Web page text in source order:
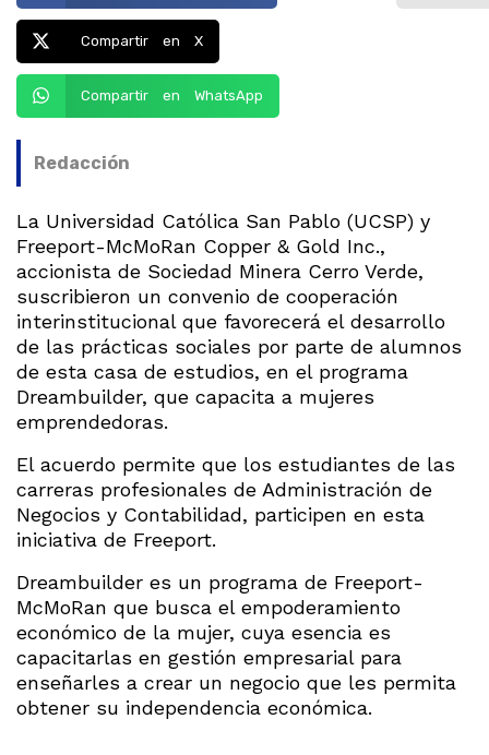
Compartir en X
Compartir en WhatsApp
Redacción
La Universidad Católica San Pablo (UCSP) y
Freeport-McMoRan Copper & Gold Inc.,
accionista de Sociedad Minera Cerro Verde,
suscribieron un convenio de cooperación
interinstitucional que favorecerá el desarrollo
de las prácticas sociales por parte de alumnos
de esta casa de estudios, en el programa
Dreambuilder, que capacita a mujeres
emprendedoras.
El acuerdo permite que los estudiantes de las
carreras profesionales de Administración de
Negocios y Contabilidad, participen en esta
iniciativa de Freeport.
Dreambuilder es un programa de Freeport-
McMoRan que busca el empoderamiento
económico de la mujer, cuya esencia es
capacitarlas en gestión empresarial para
enseñarles a crear un negocio que les permita
obtener su independencia económica.